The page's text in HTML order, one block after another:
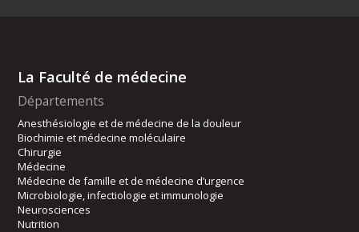
La Faculté de médecine
Départements
Anesthésiologie et de médecine de la douleur
Biochimie et médecine moléculaire
Chirurgie
Médecine
Médecine de famille et de médecine d’urgence
Microbiologie, infectiologie et immunologie
Neurosciences
Nutrition